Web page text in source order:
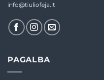
info@tiuliofeja.lt
PAGALBA